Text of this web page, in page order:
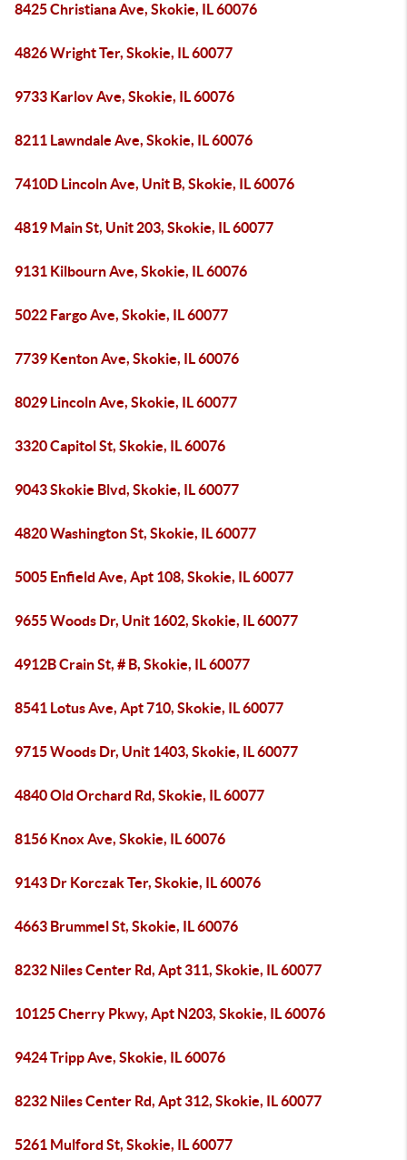
8425 Christiana Ave, Skokie, IL 60076
4826 Wright Ter, Skokie, IL 60077
9733 Karlov Ave, Skokie, IL 60076
8211 Lawndale Ave, Skokie, IL 60076
7410D Lincoln Ave, Unit B, Skokie, IL 60076
4819 Main St, Unit 203, Skokie, IL 60077
9131 Kilbourn Ave, Skokie, IL 60076
5022 Fargo Ave, Skokie, IL 60077
7739 Kenton Ave, Skokie, IL 60076
8029 Lincoln Ave, Skokie, IL 60077
3320 Capitol St, Skokie, IL 60076
9043 Skokie Blvd, Skokie, IL 60077
4820 Washington St, Skokie, IL 60077
5005 Enfield Ave, Apt 108, Skokie, IL 60077
9655 Woods Dr, Unit 1602, Skokie, IL 60077
4912B Crain St, # B, Skokie, IL 60077
8541 Lotus Ave, Apt 710, Skokie, IL 60077
9715 Woods Dr, Unit 1403, Skokie, IL 60077
4840 Old Orchard Rd, Skokie, IL 60077
8156 Knox Ave, Skokie, IL 60076
9143 Dr Korczak Ter, Skokie, IL 60076
4663 Brummel St, Skokie, IL 60076
8232 Niles Center Rd, Apt 311, Skokie, IL 60077
10125 Cherry Pkwy, Apt N203, Skokie, IL 60076
9424 Tripp Ave, Skokie, IL 60076
8232 Niles Center Rd, Apt 312, Skokie, IL 60077
5261 Mulford St, Skokie, IL 60077